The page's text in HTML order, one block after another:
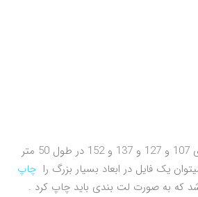
در عرض های 107 و 127 و 137 و 152 در طول 50 متر
یک فایل در ابعاد بسیار بزرگ را چاپ
که به صورت لت بندی باید چاپ کرد .